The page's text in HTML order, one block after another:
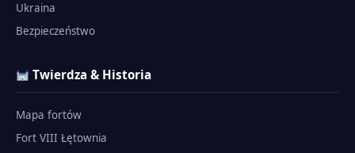
Ukraina
Bezpieczeństwo
Twierdza & Historia
Mapa fortów
Fort VIII Łętownia